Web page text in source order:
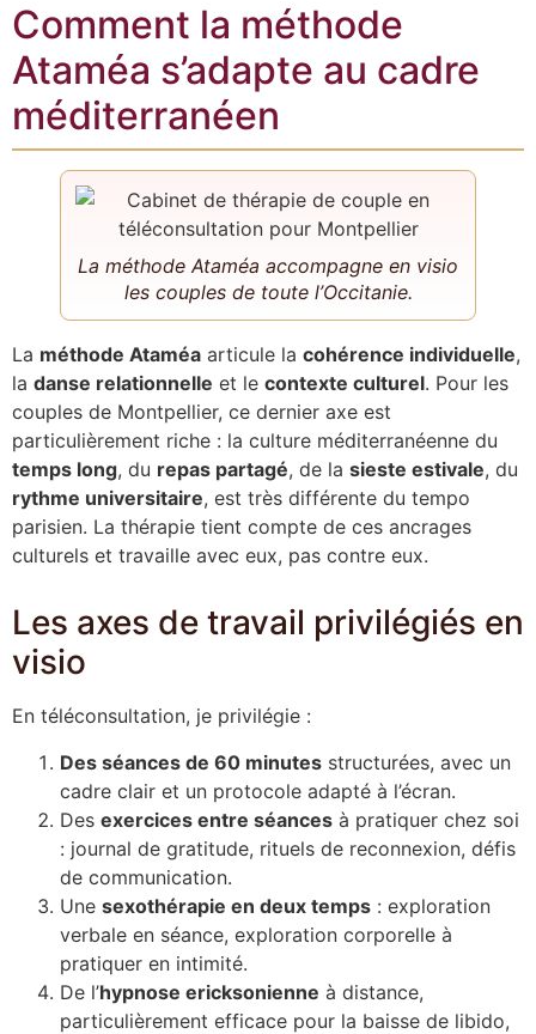
Comment la méthode
Ataméa s’adapte au cadre
méditerranéen
La méthode Ataméa accompagne en visio
les couples de toute l’Occitanie.
La méthode Ataméa articule la cohérence individuelle,
la danse relationnelle et le contexte culturel. Pour les
couples de Montpellier, ce dernier axe est
particulièrement riche : la culture méditerranéenne du
temps long, du repas partagé, de la sieste estivale, du
rythme universitaire, est très différente du tempo
parisien. La thérapie tient compte de ces ancrages
culturels et travaille avec eux, pas contre eux.
Les axes de travail privilégiés en
visio
En téléconsultation, je privilégie :
Des séances de 60 minutes structurées, avec un
cadre clair et un protocole adapté à l’écran.
Des exercices entre séances à pratiquer chez soi
: journal de gratitude, rituels de reconnexion, défis
de communication.
Une sexothérapie en deux temps : exploration
verbale en séance, exploration corporelle à
pratiquer en intimité.
De l’hypnose ericksonienne à distance,
particulièrement efficace pour la baisse de libido,